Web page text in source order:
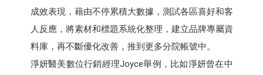
成效表現，藉由不停累積大數據，測試各區喜好和客
人反應，將素材和標題系統化整理，建立品牌專屬資
料庫，再不斷優化改善，推到更多分院帳號中。
淨妍醫美數位行銷經理Joyce舉例，比如淨妍曾在中